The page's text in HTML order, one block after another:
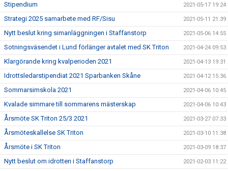
Stipendium 2021-05-17 19:24
Strategi 2025 samarbete med RF/Sisu 2021-05-11 21:39
Nytt beslut kring simanläggningen i Staffanstorp 2021-05-06 14:55
Sotningsväsendet i Lund förlänger avtalet med SK Triton 2021-04-24 09:53
Klargörande kring kvalperioden 2021 2021-04-13 19:31
Idrottsledarstipendiat 2021 Sparbanken Skåne 2021-04-12 15:36
Sommarsimskola 2021 2021-04-06 10:45
Kvalade simmare till sommarens mästerskap 2021-04-06 10:43
Årsmöte SK Triton 25/3 2021 2021-03-27 07:33
Årsmöteskallelse SK Triton 2021-03-10 11:38
Årsmöte i SK Triton 2021-03-09 18:37
Nytt beslut om idrotten i Staffanstorp 2021-02-03 11:22